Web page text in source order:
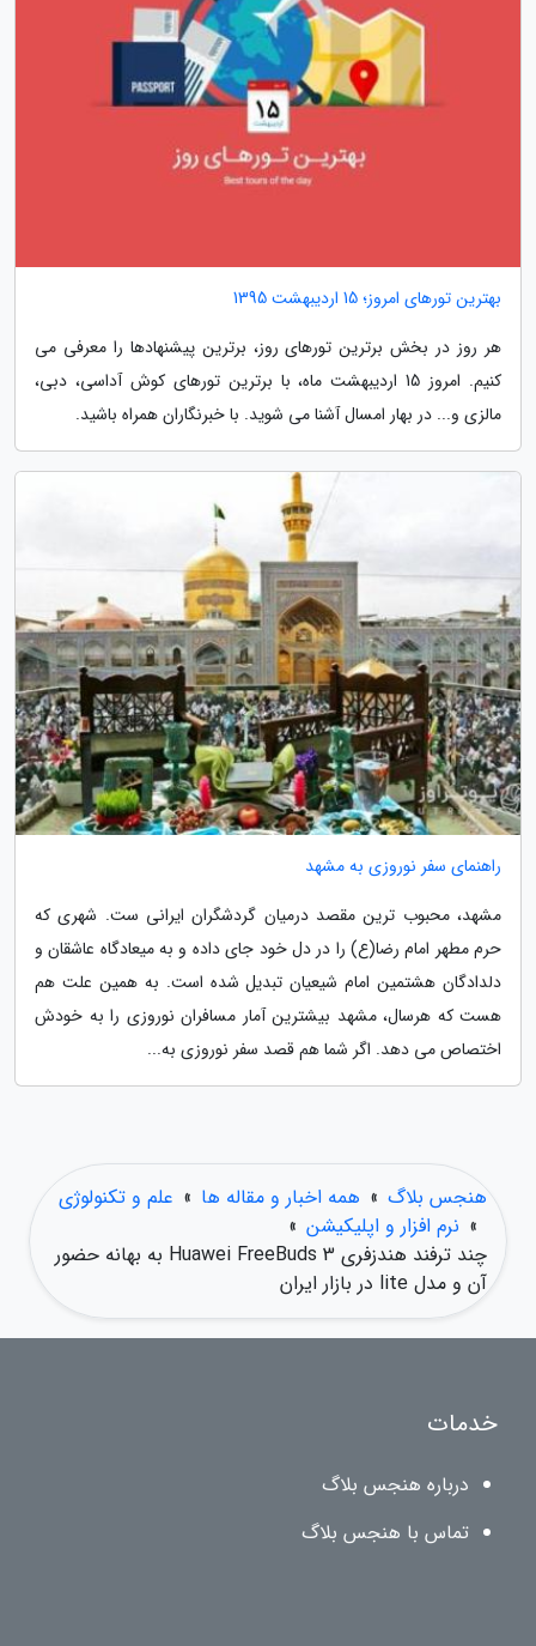
بهترین تورهای امروز؛ 15 اردیبهشت 1395
هر روز در بخش برترین تورهای روز، برترین پیشنهادها را معرفی می
کنیم. امروز 15 اردیبهشت ماه، با برترین تورهای کوش آداسی، دبی،
مالزی و... در بهار امسال آشنا می شوید. با خبرنگاران همراه باشید.
راهنمای سفر نوروزی به مشهد
مشهد، محبوب ترین مقصد درمیان گردشگران ایرانی ست. شهری که
حرم مطهر امام رضا(ع) را در دل خود جای داده و به میعادگاه عاشقان و
دلدادگان هشتمین امام شیعیان تبدیل شده است. به همین علت هم
هست که هرسال، مشهد بیشترین آمار مسافران نوروزی را به خودش
اختصاص می دهد. اگر شما هم قصد سفر نوروزی به...
هنجس بلاگ » همه اخبار و مقاله ها » علم و تکنولوژی
» نرم افزار و اپلیکیشن »
چند ترفند هندزفری Huawei FreeBuds 3 به بهانه حضور
آن و مدل lite در بازار ایران
خدمات
درباره هنجس بلاگ
تماس با هنجس بلاگ